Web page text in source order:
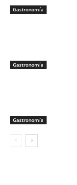
Gastronomía
Gastronomía
Gastronomía